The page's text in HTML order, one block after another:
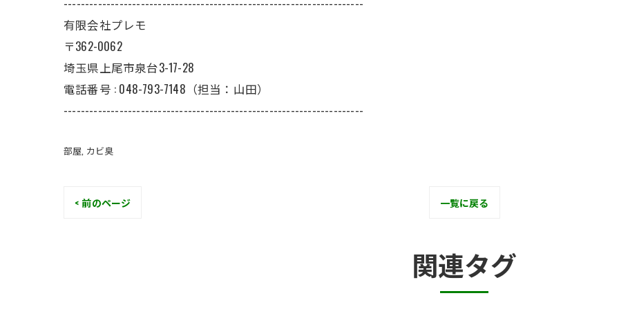
有限会社プレモ
〒362-0062
埼玉県上尾市泉台3-17-28
電話番号 : 048-793-7148（担当：山田）
----------------------------------------------------------------------
部屋 カビ臭
< 前のページ 一覧に戻る
関連タグ